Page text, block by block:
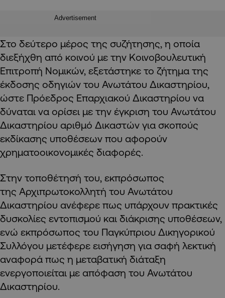
Advertisement
Στο δεύτερο μέρος της συζήτησης, η οποία
διεξήχθη από κοινού με την Κοινοβουλευτική
Επιτροπή Νομικών, εξετάστηκε το ζήτημα της
έκδοσης οδηγιών του Ανωτάτου Δικαστηρίου,
ώστε Πρόεδρος Επαρχιακού Δικαστηρίου να
δύναται να ορίσει με την έγκριση του Ανωτάτου
Δικαστηρίου αριθμό Δικαστών για σκοπούς
εκδίκασης υποθέσεων που αφορούν
χρηματοοικονομικές διαφορές.
Στην τοποθέτησή του, εκπρόσωπος
της Αρχιπρωτοκολλητή του Ανωτάτου
Δικαστηρίου ανέφερε πως υπάρχουν πρακτικές
δυσκολίες εντοπισμού και διάκρισης υποθέσεων,
ενώ εκπρόσωπος του Παγκύπριου Δικηγορικού
Συλλόγου μετέφερε εισήγηση για σαφή λεκτική
αναφορά πως η μεταβατική διάταξη
ενεργοποιείται με απόφαση του Ανωτάτου
Δικαστηρίου.